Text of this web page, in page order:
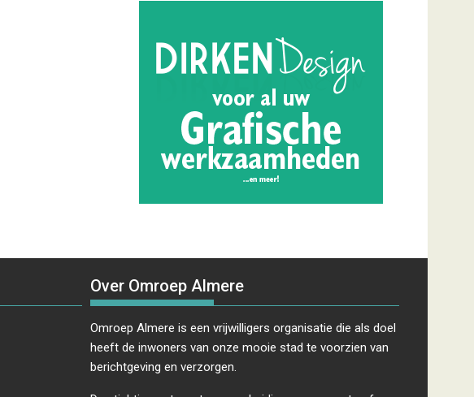
Over Omroep Almere
Omroep Almere is een vrijwilligers organisatie die als doel
heeft de inwoners van onze mooie stad te voorzien van
berichtgeving en verzorgen.